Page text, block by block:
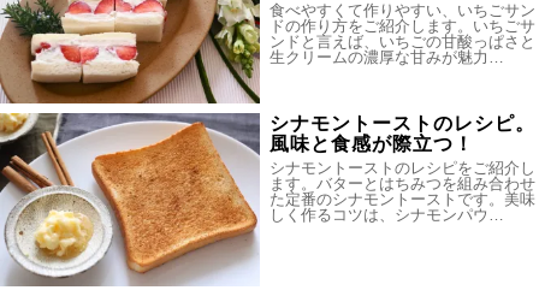
食べやすくて作りやすい、いちごサン
ドの作り方をご紹介します。いちごサ
ンドと言えば、いちごの甘酸っぱさと
生クリームの濃厚な甘みが魅力…
シナモントーストのレシピ。
風味と食感が際立つ！
シナモントーストのレシピをご紹介し
ます。バターとはちみつを組み合わせ
た定番のシナモントーストです。美味
しく作るコツは、シナモンパウ…